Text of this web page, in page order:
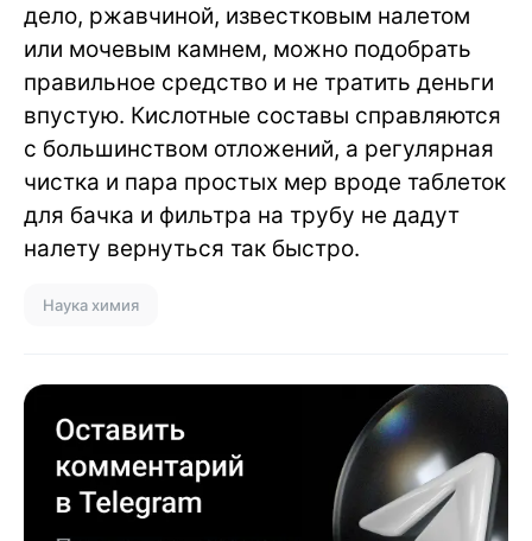
дело, ржавчиной, известковым налетом
или мочевым камнем, можно подобрать
правильное средство и не тратить деньги
впустую. Кислотные составы справляются
с большинством отложений, а регулярная
чистка и пара простых мер вроде таблеток
для бачка и фильтра на трубу не дадут
налету вернуться так быстро.
Наука химия